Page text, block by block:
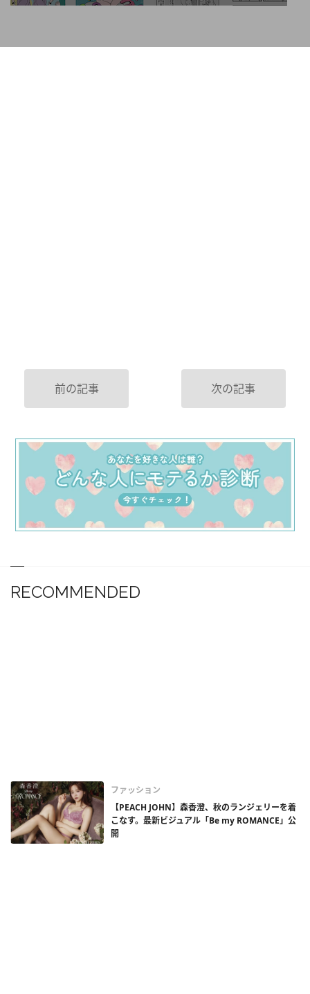
前の記事 次の記事
RECOMMENDED
ファッション
【PEACH JOHN】森香澄、秋のランジェリーを着
こなす。最新ビジュアル「Be my ROMANCE」公
開